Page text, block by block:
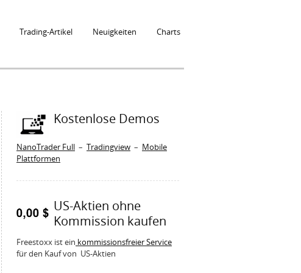
Trading-Artikel Neuigkeiten Charts
Kostenlose Demos
NanoTrader Full – Tradingview – Mobile
Plattformen
US-Aktien ohne
Kommission kaufen
Freestoxx ist ein kommissionsfreier Service
für den Kauf von US-Aktien